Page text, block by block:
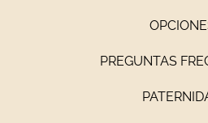
PREGUNTAS